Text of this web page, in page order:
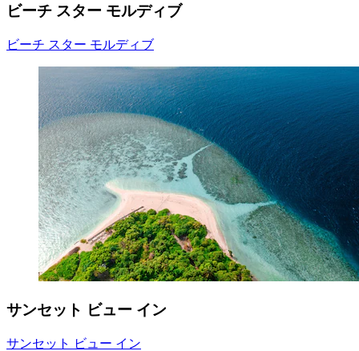
ビーチ スター モルディブ
ビーチ スター モルディブ
サンセット ビュー イン
サンセット ビュー イン